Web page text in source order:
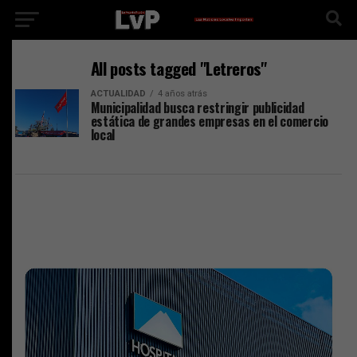
All posts tagged "Letreros"
ACTUALIDAD 4 años atrás
Municipalidad busca restringir publicidad
estática de grandes empresas en el comercio
local